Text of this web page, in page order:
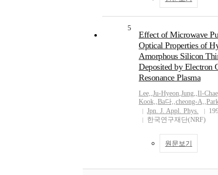
5
Effect of Microwave
Optical Properties of
Amorphous Silicon
Deposited by Electron
Resonance Plasma
Lee,,Ju-Hyeon,Jung,,Il-
Kook,,Ba다,,cheong-A,,
Jpn. J. Appl. Phys.
한국연구재단(NRF)
원문보기